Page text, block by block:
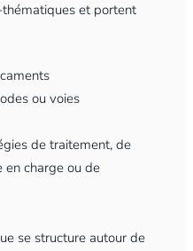
et portent
ou voies
de traitement, de
en charge ou de
se structure autour de